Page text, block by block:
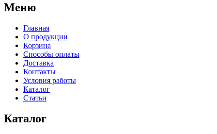
Меню
Главная
О продукции
Корзина
Способы оплаты
Доставка
Контакты
Условия работы
Каталог
Статьи
Каталог